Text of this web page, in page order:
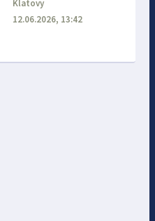
Klatovy
12.06.2026, 13:42